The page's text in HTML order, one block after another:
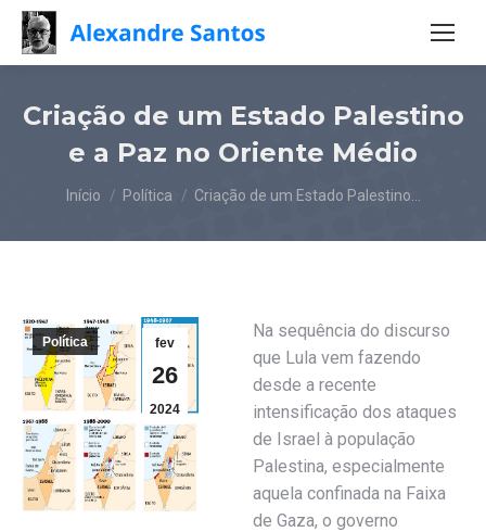
Criação de um Estado Palestino
e a Paz no Oriente Médio
Você está aqui:
Início Política Criação de um Estado Palestino…
fev
26
2024
Política
Na sequência do discurso
que Lula vem fazendo
desde a recente
intensificação dos ataques
de Israel à população
Palestina, especialmente
aquela confinada na Faixa
de Gaza, o governo